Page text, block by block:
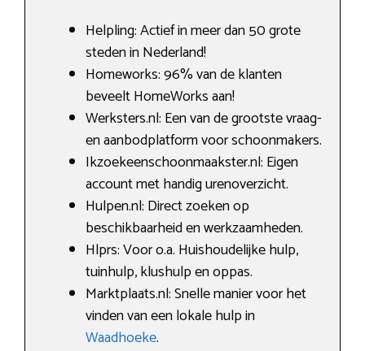
Helpling: Actief in meer dan 50 grote
steden in Nederland!
Homeworks: 96% van de klanten
beveelt HomeWorks aan!
Werksters.nl: Een van de grootste vraag-
en aanbodplatform voor schoonmakers.
Ikzoekeenschoonmaakster.nl: Eigen
account met handig urenoverzicht.
Hulpen.nl: Direct zoeken op
beschikbaarheid en werkzaamheden.
Hlprs: Voor o.a. Huishoudelijke hulp,
tuinhulp, klushulp en oppas.
Marktplaats.nl: Snelle manier voor het
vinden van een lokale hulp in
Waadhoeke.